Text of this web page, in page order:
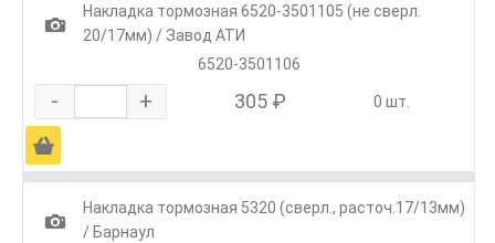
1
Накладка тормозная 6520-3501105 (не сверл.
20/17мм) / Завод АТИ
6520-3501106
- + 305 ₽ 0 шт.
Ä
1
Накладка тормозная 5320 (сверл., расточ.17/13мм)
/ Барнаул